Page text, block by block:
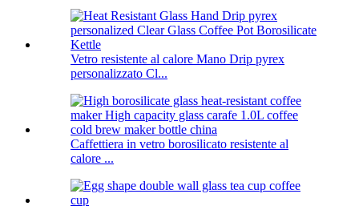
Vetro resistente al calore Mano Drip pyrex
personalizzato Cl...
Caffettiera in vetro borosilicato resistente al
calore ...